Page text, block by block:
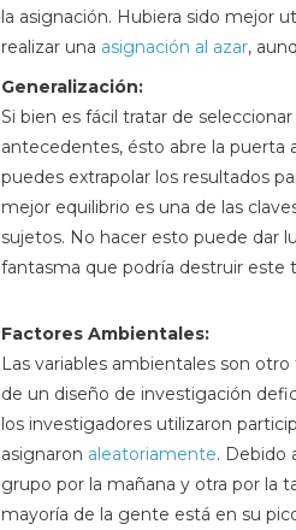
la asignación. Hubiera sido mejor
realizar una asignación al azar,
Generalización:
Si bien es fácil tratar de
antecedentes, ésto abre la puerta
puedes extrapolar los resultados
mejor equilibrio es una de las
sujetos. No hacer esto puede dar
fantasma que podría destruir este
Factores Ambientales:
Las variables ambientales son
de un diseño de investigación
los investigadores utilizaron
asignaron aleatoriamente. Debido
grupo por la mañana y otra por la
mayoría de la gente está en su